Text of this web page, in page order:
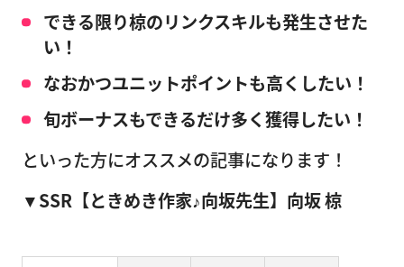
できる限り椋のリンクスキルも発生させた
い！
なおかつユニットポイントも高くしたい！
旬ボーナスもできるだけ多く獲得したい！
といった方にオススメの記事になります！
▼SSR【ときめき作家♪向坂先生】向坂 椋